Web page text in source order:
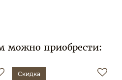
можно приобрести:
Скидка